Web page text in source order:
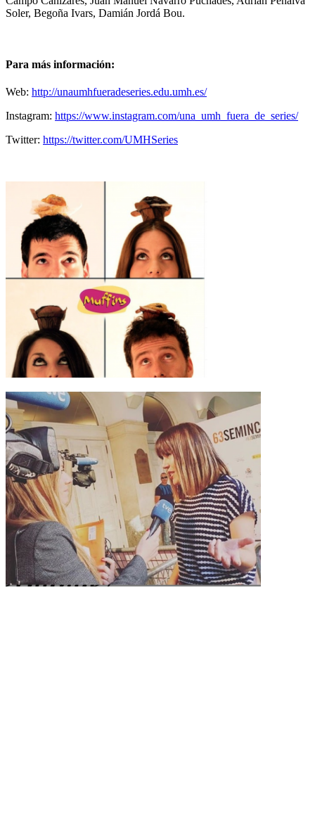
Soler, Begoña Ivars, Damián Jordá Bou.
Para más información:
Web: http://unaumhfueradeseries.edu.umh.es/
Instagram: https://www.instagram.com/una_umh_fuera_de_series/
Twitter: https://twitter.com/UMHSeries